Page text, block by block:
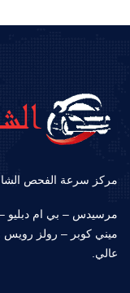
مركز سرعة الفحص
مرسيدس – بي ام دبليو
ميني كوبر – رولز رويس
عالي.